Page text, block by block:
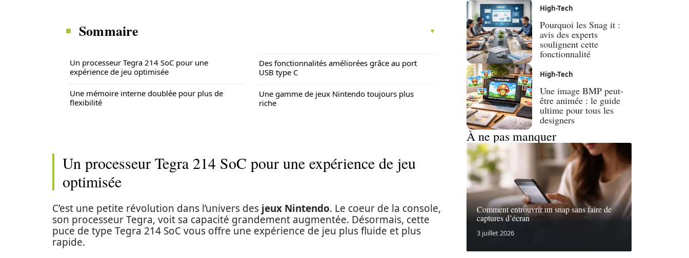
Sommaire
Un processeur Tegra 214 SoC pour une
expérience de jeu optimisée
Une mémoire interne doublée pour plus de
flexibilité
Des fonctionnalités améliorées grâce au port
USB type C
Une gamme de jeux Nintendo toujours plus
riche
Un processeur Tegra 214 SoC pour une expérience de jeu
optimisée
C’est une petite révolution dans l’univers des jeux Nintendo. Le coeur de la console,
son processeur Tegra, voit sa capacité grandement augmentée. Désormais, cette
puce de type Tegra 214 SoC vous offre une expérience de jeu plus fluide et plus
rapide.
High-Tech
Pourquoi les Snag it :
avis des experts
soulignent cette
fonctionnalité
High-Tech
Une image BMP peut-
être animée : le guide
ultime pour tous les
designers
À ne pas manquer
Comment entrouvrir un snap sans faire de
captures d’écran
3 juillet 2026